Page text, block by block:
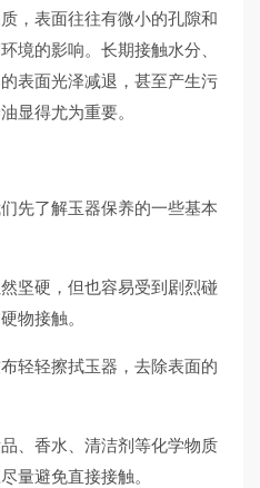
，表面往往有微小的孔隙和
境的影响。长期接触水分、
表面光泽减退，甚至产生污
显得尤为重要。
先了解玉器保养的一些基本
坚硬，但也容易受到剧烈碰
物接触。
轻轻擦拭玉器，去除表面的
、香水、清洁剂等化学物质
量避免直接接触。